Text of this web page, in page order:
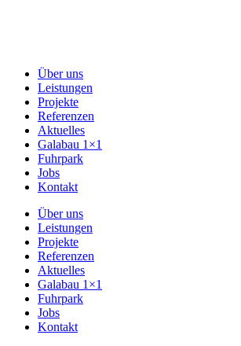
Über uns
Leistungen
Projekte
Referenzen
Aktuelles
Galabau 1×1
Fuhrpark
Jobs
Kontakt
Über uns
Leistungen
Projekte
Referenzen
Aktuelles
Galabau 1×1
Fuhrpark
Jobs
Kontakt